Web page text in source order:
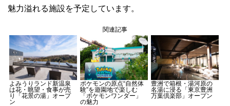
魅力溢れる施設を予定しています。
関連記事
よみうりランド新温泉
は花・眺望・食事が売
り「花景の湯」オープ
ン
ポケモンの原点“自然体
験”を遊園地で楽しむ
「ポケモンワンダー」
の魅力
豊洲で箱根・湯河原の
名湯に浸る「東京豊洲
万葉倶楽部」オープン